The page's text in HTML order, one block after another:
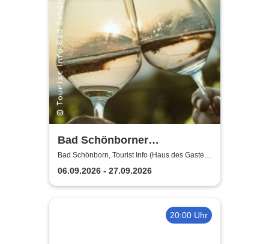
Bad Schönborner
Weinwandertag
Bad Schönborn, Tourist Info (Haus des Gastes)
Bad Schönborn
06.09.2026 - 27.09.2026
20:00 Uhr